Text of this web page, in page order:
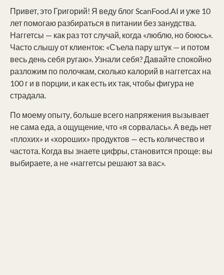
Привет, это Григорий! Я веду блог ScanFood.AI и уже 10
лет помогаю разбираться в питании без занудства.
Наггетсы — как раз тот случай, когда «люблю, но боюсь».
Часто слышу от клиенток: «Съела пару штук — и потом
весь день себя ругаю». Узнали себя? Давайте спокойно
разложим по полочкам, сколько калорий в наггетсах на
100 г и в порции, и как есть их так, чтобы фигура не
страдала.
По моему опыту, больше всего напряжения вызывает
не сама еда, а ощущение, что «я сорвалась». А ведь нет
«плохих» и «хороших» продуктов — есть количество и
частота. Когда вы знаете цифры, становится проще: вы
выбираете, а не «наггетсы решают за вас».